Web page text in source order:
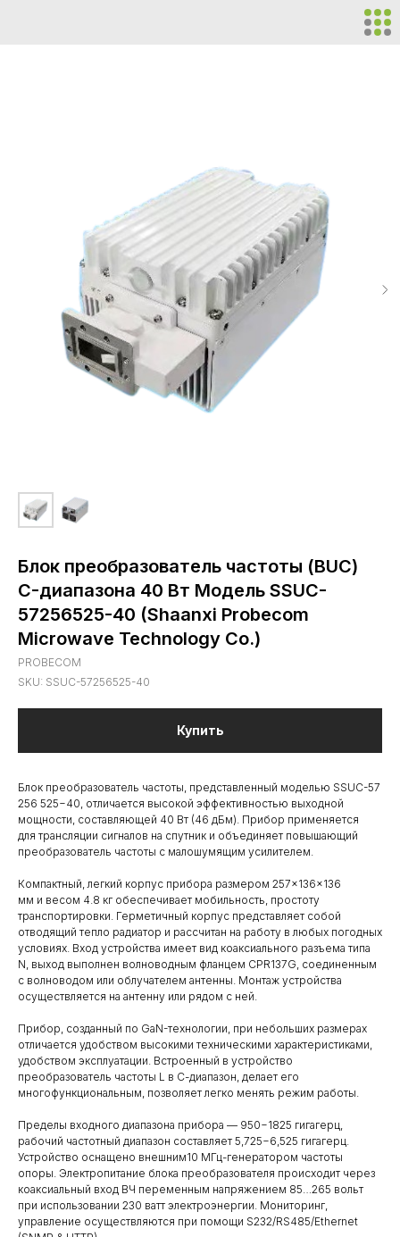
Блок преобразователь частоты (BUC)
C-диапазона 40 Вт Модель SSUC-
57256525-40 (Shaanxi Probecom
Microwave Technology Co.)
PROBECOM
SKU: SSUC-57256525-40
Купить
Блок преобразователь частоты, представленный моделью SSUC-57
256 525−40, отличается высокой эффективностью выходной
мощности, составляющей 40 Вт (46 дБм). Прибор применяется
для трансляции сигналов на спутник и объединяет повышающий
преобразователь частоты с малошумящим усилителем.
Компактный, легкий корпус прибора размером 257×136×136
мм и весом 4.8 кг обеспечивает мобильность, простоту
транспортировки. Герметичный корпус представляет собой
отводящий тепло радиатор и рассчитан на работу в любых погодных
условиях. Вход устройства имеет вид коаксиального разъема типа
N, выход выполнен волноводным фланцем CPR137G, соединенным
с волноводом или облучателем антенны. Монтаж устройства
осуществляется на антенну или рядом с ней.
Прибор, созданный по GaN-технологии, при небольших размерах
отличается удобством высокими техническими характеристиками,
удобством эксплуатации. Встроенный в устройство
преобразователь частоты L в С-диапазон, делает его
многофункциональным, позволяет легко менять режим работы.
Пределы входного диапазона прибора — 950−1825 гигагерц,
рабочий частотный диапазон составляет 5,725−6,525 гигагерц.
Устройство оснащено внешним10 МГц-генератором частоты
опоры. Электропитание блока преобразователя происходит через
коаксиальный вход ВЧ переменным напряжением 85…265 вольт
при использовании 230 ватт электроэнергии. Мониторинг,
управление осуществляются при помощи S232/RS485/Ethernet